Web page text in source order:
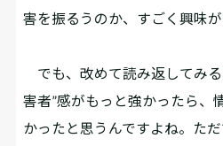
害を振るうのか、すごく興味が
でも、改めて読み返してみ
害者”感がもっと強かったら、
かったと思うんですよね。た